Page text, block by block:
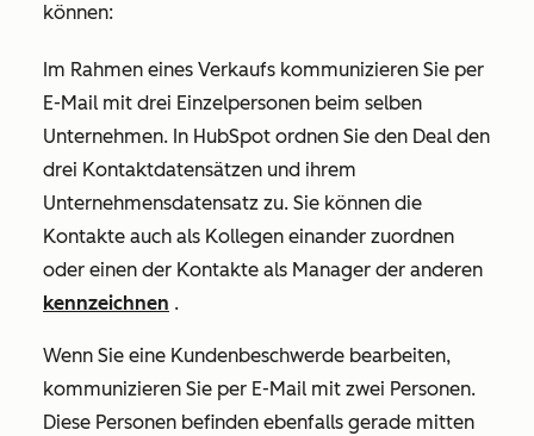
können:
Im Rahmen eines Verkaufs kommunizieren Sie per
E-Mail mit drei Einzelpersonen beim selben
Unternehmen. In HubSpot ordnen Sie den Deal den
drei Kontaktdatensätzen und ihrem
Unternehmensdatensatz zu. Sie können die
Kontakte auch als Kollegen einander zuordnen
oder einen der Kontakte als Manager der anderen
kennzeichnen .
Wenn Sie eine Kundenbeschwerde bearbeiten,
kommunizieren Sie per E-Mail mit zwei Personen.
Diese Personen befinden ebenfalls gerade mitten